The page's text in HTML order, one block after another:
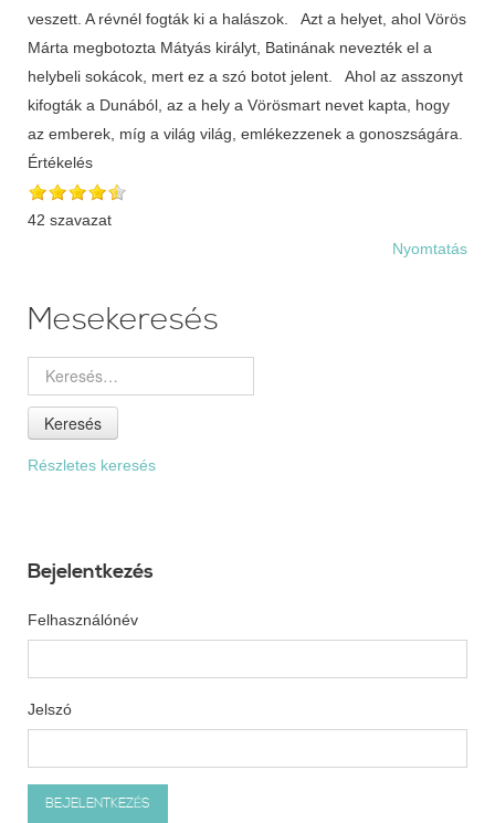
veszett. A révnél fogták ki a halászok. Azt a helyet, ahol Vörös
Márta megbotozta Mátyás királyt, Batinának nevezték el a
helybeli sokácok, mert ez a szó botot jelent. Ahol az asszonyt
kifogták a Dunából, az a hely a Vörösmart nevet kapta, hogy
az emberek, míg a világ világ, emlékezzenek a gonoszságára.
Értékelés
42 szavazat
Nyomtatás
Mesekeresés
Keresés
Részletes keresés
Bejelentkezés
Felhasználónév
Jelszó